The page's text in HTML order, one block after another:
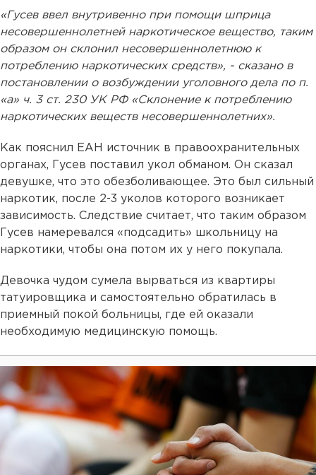
«Гусев ввел внутривенно при помощи шприца
несовершеннолетней наркотическое вещество, таким
образом он склонил несовершеннолетнюю к
потреблению наркотических средств», - сказано в
постановлении о возбуждении уголовного дела по п.
«а» ч. 3 ст. 230 УК РФ «Склонение к потреблению
наркотических веществ несовершеннолетних».
Как пояснил ЕАН источник в правоохранительных
органах, Гусев поставил укол обманом. Он сказал
девушке, что это обезболивающее. Это был сильный
наркотик, после 2-3 уколов которого возникает
зависимость. Следствие считает, что таким образом
Гусев намеревался «подсадить» школьницу на
наркотики, чтобы она потом их у него покупала.
Девочка чудом сумела вырваться из квартиры
татуировщика и самостоятельно обратилась в
приемный покой больницы, где ей оказали
необходимую медицинскую помощь.